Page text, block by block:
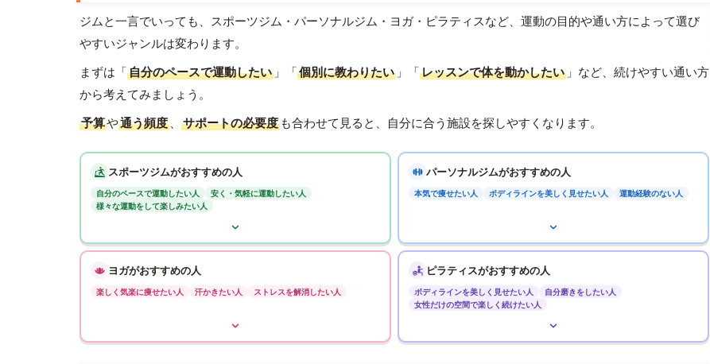
ジムと一言でいっても、スポーツジム・パーソナルジム・ヨガ・ピラティスなど、運動の目的や通い方によって選び
やすいジャンルは変わります。
まずは「自分のペースで運動したい 」「個別に教わりたい 」「レッスンで体を動かしたい 」など、続けやすい通い方
から考えてみましょう。
予算や通う頻度 、 サポートの必要度 も合わせて見ると、自分に合う施設を探しやすくなります。
スポーツジムがおすすめの人
自分のペースで運動したい人
安く・気軽に運動したい人
様々な運動をして楽しみたい人
パーソナルジムがおすすめの人
本気で痩せたい人 ボディラインを美しく見せたい人 運動経験のない人
ヨガがおすすめの人
楽しく気楽に痩せたい人 汗かきたい人 ストレスを解消したい人
ピラティスがおすすめの人
ボディラインを美しく見せたい人
自分磨きをしたい人
女性だけの空間で楽しく続けたい人